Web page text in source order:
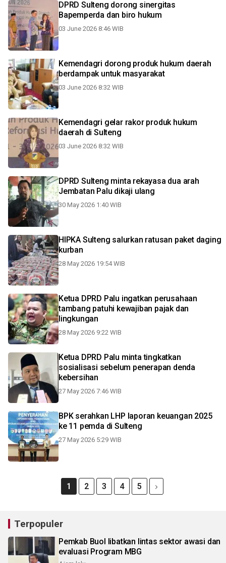
DPRD Sulteng dorong sinergitas
Bapemperda dan biro hukum
03 June 2026 8:46 WIB
Kemendagri dorong produk hukum daerah
berdampak untuk masyarakat
03 June 2026 8:32 WIB
Kemendagri gelar rakor produk hukum
daerah di Sulteng
03 June 2026 8:32 WIB
DPRD Sulteng minta rekayasa dua arah
Jembatan Palu dikaji ulang
30 May 2026 1:40 WIB
HIPKA Sulteng salurkan ratusan paket daging
kurban
28 May 2026 19:54 WIB
Ketua DPRD Palu ingatkan perusahaan
tambang patuhi kewajiban pajak dan
lingkungan
28 May 2026 9:22 WIB
Ketua DPRD Palu minta tingkatkan
sosialisasi sebelum penerapan denda
kebersihan
27 May 2026 7:46 WIB
BPK serahkan LHP laporan keuangan 2025
ke 11 pemda di Sulteng
27 May 2026 5:29 WIB
1 2 3 4 5
Terpopuler
Pemkab Buol libatkan lintas sektor awasi dan
evaluasi Program MBG